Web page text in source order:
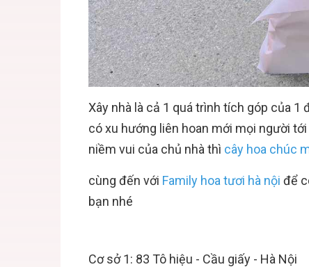
Xây nhà là cả 1 quá trình tích góp của 1
có xu hướng liên hoan mới mọi người
niềm vui của chủ nhà thì cây hoa chúc
cùng đến với Family hoa tươi hà nội để
bạn nhé
Cơ sở 1: 83 Tô hiệu - Cầu giấy - Hà Nội